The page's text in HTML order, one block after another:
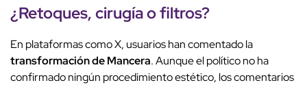
¿Retoques, cirugía o filtros?
En plataformas como X, usuarios han comentado la
transformación de Mancera. Aunque el político no ha
confirmado ningún procedimiento estético, los comentarios